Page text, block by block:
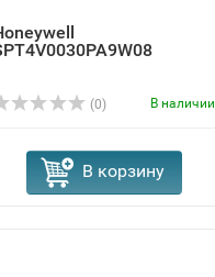
(0) В наличии
В корзину